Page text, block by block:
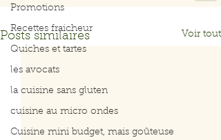
Promotions
Recettes fraicheur
Quiches et tartes
les avocats
la cuisine sans gluten
cuisine au micro ondes
Cuisine mini budget, mais goûteuse
Posts similaires Voir tout